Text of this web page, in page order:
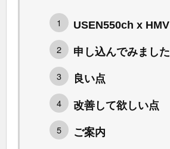
USEN550ch x HMV
申し込んでみました
良い点
改善して欲しい点
ご案内